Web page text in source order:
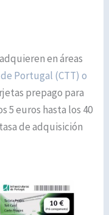
en áreas
Portugal (CTT) o
prepago para
5 euros hasta los 40
de adquisición